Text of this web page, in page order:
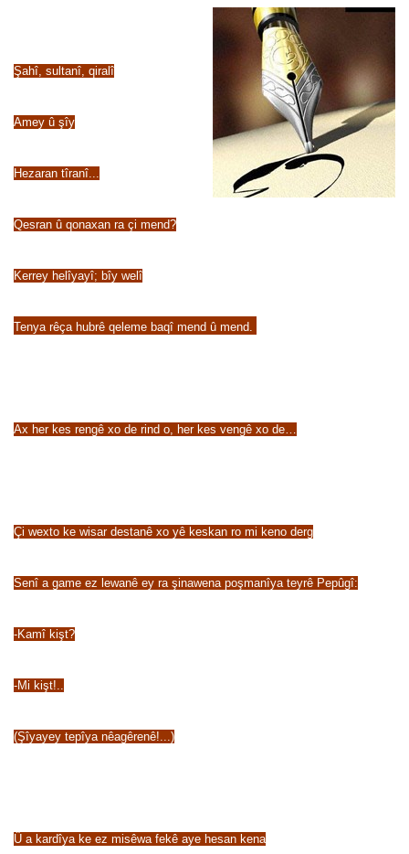
Şahî, sultanî, qiralî
Amey û şîy
Hezaran tîranî...
Qesran û qonaxan ra çi mend?
Kerrey helîyayî; bîy welî
Tenya rêça hubrê qeleme baqî mend û mend.
Ax her kes rengê xo de rind o, her kes vengê xo de…
Çi wexto ke wisar destanê xo yê keskan ro mi keno derg
Senî a game ez lewanê ey ra şinawena poşmanîya teyrê Pepûgî:
-Kamî kişt?
-Mi kişt!..
(Şîyayey tepîya nêagêrenê!...)
Û a kardîya ke ez misêwa fekê aye hesan kena